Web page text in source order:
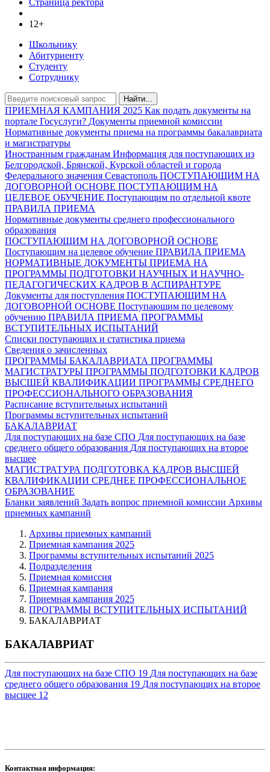
12+
Школьнику
Абитуриенту
Студенту
Сотруднику
Найти...
ПРИЕМНАЯ КАМПАНИЯ 2025 Как подать документы на
портале Госуслуги? Документы приемной комиссии
Нормативные документы приема на программы бакалавриата
и магистратуры
Иностранным гражданам Информация для поступающих из
Белгородской, Брянской, Курской областей и города
Федерального значения Севастополь ПОСТУПАЮЩИМ НА
ДОГОВОРНОЙ ОСНОВЕ ПОСТУПАЮЩИМ НА
ЦЕЛЕВОЕ ОБУЧЕНИЕ Поступающим по отдельной квоте
ПРАВИЛА ПРИЕМА
Нормативные документы среднего профессионального
образования
ПОСТУПАЮЩИМ НА ДОГОВОРНОЙ ОСНОВЕ
Поступающим на целевое обучение ПРАВИЛА ПРИЕМА
НОРМАТИВНЫЕ ДОКУМЕНТЫ ПРИЕМА НА
ПРОГРАММЫ ПОДГОТОВКИ НАУЧНЫХ И НАУЧНО-
ПЕДАГОГИЧЕСКИХ КАДРОВ В АСПИРАНТУРЕ
Документы для поступления ПОСТУПАЮЩИМ НА
ДОГОВОРНОЙ ОСНОВЕ Поступающим по целевому
обучению ПРАВИЛА ПРИЕМА ПРОГРАММЫ
ВСТУПИТЕЛЬНЫХ ИСПЫТАНИЙ
Списки поступающих и статистика приема
Сведения о зачисленных
ПРОГРАММЫ БАКАЛАВРИАТА ПРОГРАММЫ
МАГИСТРАТУРЫ ПРОГРАММЫ ПОДГОТОВКИ КАДРОВ
ВЫСШЕЙ КВАЛИФИКАЦИИ ПРОГРАММЫ СРЕДНЕГО
ПРОФЕССИОНАЛЬНОГО ОБРАЗОВАНИЯ
Расписание вступительных испытаний
Программы вступительных испытаний
БАКАЛАВРИАТ
Для поступающих на базе СПО Для поступающих на базе
среднего общего образования Для поступающих на второе
высшее
МАГИСТРАТУРА ПОДГОТОВКА КАДРОВ ВЫСШЕЙ
КВАЛИФИКАЦИИ СРЕДНЕЕ ПРОФЕССИОНАЛЬНОЕ
ОБРАЗОВАНИЕ
Бланки заявлений Задать вопрос приемной комиссии Архивы
приемных кампаний
Архивы приемных кампаний
Приемная кампания 2025
Программы вступительных испытаний 2025
Подразделения
Приемная комиссия
Приемная кампания
Приемная кампания 2025
ПРОГРАММЫ ВСТУПИТЕЛЬНЫХ ИСПЫТАНИЙ
БАКАЛАВРИАТ
БАКАЛАВРИАТ
Для поступающих на базе СПО 19 Для поступающих на базе
среднего общего образования 19 Для поступающих на второе
высшее 12
Контактная информация: